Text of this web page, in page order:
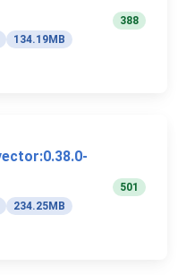
134.19MB
388
234.25MB
501